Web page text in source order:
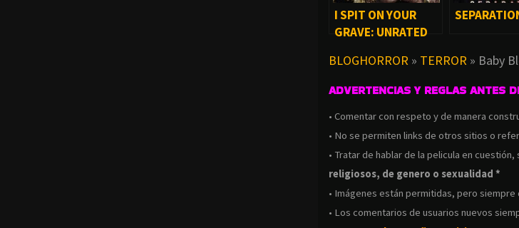
I SPIT ON YOUR
GRAVE: UNRATED
BLOGHORROR » TERROR » Baby
ADVERTENCIAS Y REGLAS ANTES
• Comentar con respeto y de manera
• No se permiten links de otros sitios o
• Tratar de hablar de la pelicula en
religiosos, de genero o sexualidad *
• Imágenes están permitidas, pero
• Los comentarios de usuarios nuevos